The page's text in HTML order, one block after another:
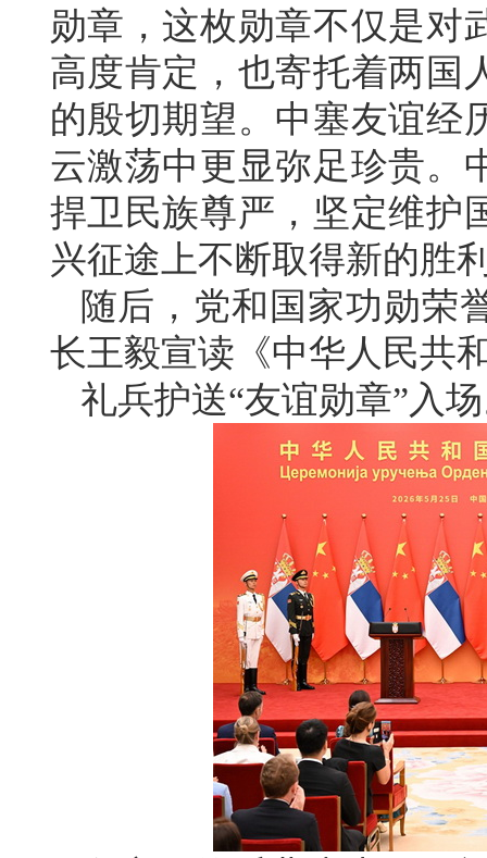
勋章，这枚勋章不仅是对
高度肯定，也寄托着两国
的殷切期望。中塞友谊经
云激荡中更显弥足珍贵。
捍卫民族尊严，坚定维护
兴征途上不断取得新的胜
随后，党和国家功勋荣
长王毅宣读《中华人民共
礼兵护送“友谊勋章”入